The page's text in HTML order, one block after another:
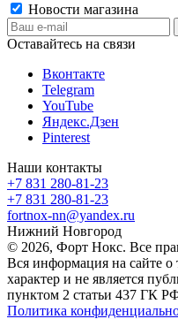
Новости магазина
Оставайтесь на связи
Вконтакте
Telegram
YouTube
Яндекс.Дзен
Pinterest
Наши контакты
+7 831 280-81-23
+7 831 280-81-23
fortnox-nn@yandex.ru
Нижний Новгород
© 2026, Форт Нокс. Все
Вся информация на сайте о
характер и не является
пунктом 2 статьи 437 ГК
Политика